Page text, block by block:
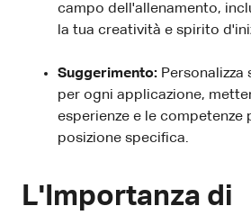
campo dell'allenamento,
la tua creatività e spirito
Suggerimento: Personalizza
per ogni applicazione,
esperienze e le competenze
posizione specifica.
L'Importanza di